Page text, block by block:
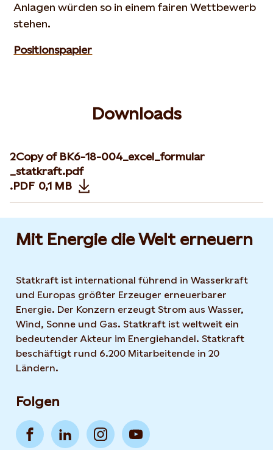
Anlagen würden so in einem fairen Wettbewerb
stehen.
Positionspapier
Downloads
2Copy of BK6-18-004_excel_formular
_statkraft.pdf
.PDF 0,1 MB
Opens in new tab or window
Mit Energie die Welt erneuern
Statkraft ist international führend in Wasserkraft
und Europas größter Erzeuger erneuerbarer
Energie. Der Konzern erzeugt Strom aus Wasser,
Wind, Sonne und Gas. Statkraft ist weltweit ein
bedeutender Akteur im Energiehandel. Statkraft
beschäftigt rund 6.200 Mitarbeitende in 20
Ländern.
Folgen